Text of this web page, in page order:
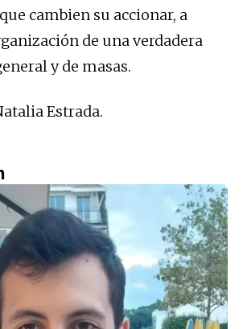
cambien su accionar, a
de una verdadera
y de masas.
Estrada.